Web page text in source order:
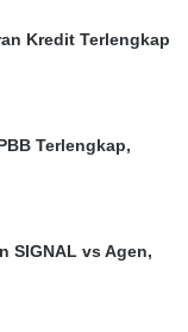
Kredit Terlengkap
Terlengkap,
SIGNAL vs Agen,